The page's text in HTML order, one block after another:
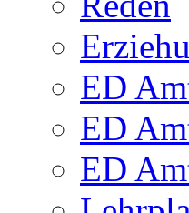
ED
ED
ED